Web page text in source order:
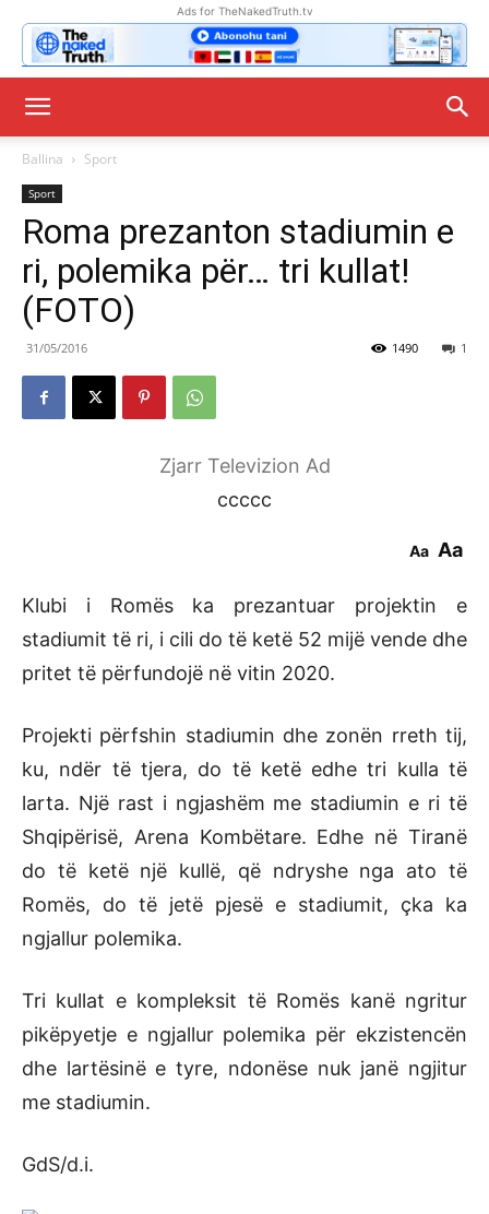
Ads for TheNakedTruth.tv
Ballina Sport
Sport
Roma prezanton stadiumin e
ri, polemika për… tri kullat!
(FOTO)
31/05/2016 1
1490
Zjarr Televizion Ad
ccccc
Aa Aa
Klubi i Romës ka prezantuar projektin e
stadiumit të ri, i cili do të ketë 52 mijë vende dhe
pritet të përfundojë në vitin 2020.
Projekti përfshin stadiumin dhe zonën rreth tij,
ku, ndër të tjera, do të ketë edhe tri kulla të
larta. Një rast i ngjashëm me stadiumin e ri të
Shqipërisë, Arena Kombëtare. Edhe në Tiranë
do të ketë një kullë, që ndryshe nga ato të
Romës, do të jetë pjesë e stadiumit, çka ka
ngjallur polemika.
Tri kullat e kompleksit të Romës kanë ngritur
pikëpyetje e ngjallur polemika për ekzistencën
dhe lartësinë e tyre, ndonëse nuk janë ngjitur
me stadiumin.
GdS/d.i.